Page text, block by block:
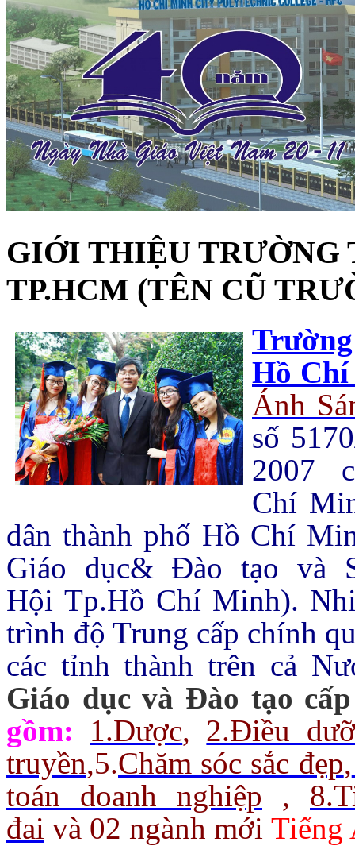
GIỚI THIỆU TRƯỜNG
TP.HCM (TÊN CŨ
Hồ
Ánh
số
2007
Chí
dân thành phố Hồ Chí
Giáo dục& Đào tạo và
Hội Tp.Hồ Chí Minh).
trình độ Trung cấp chính
các tỉnh thành trên cả
Giáo dục và Đào tạo
gồm:
1.Dược, 2.Điều
truyền,5.Chăm sóc sắc đẹp,
toán doanh nghiệp
,
đai và 02 ngành mới Tiếng